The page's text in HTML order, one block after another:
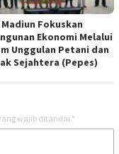
Fokuskan
Ekonomi Melalui
Unggulan Petani dan
Sejahtera (Pepes)
wajib ditandai *